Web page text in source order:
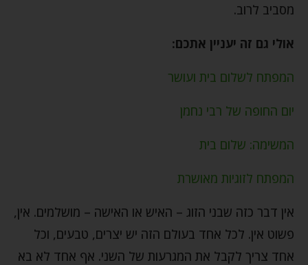
מסביב לרוב.
אולי גם זה יעניין אתכם:
המפתח לשלום בית ועושר
יום החופה של רבי נחמן
המשימה: שלום בית
המפתח לזוגיות מאושרת
אין דבר כזה שבני הזוג – האיש או האישה – מושלמים. אין,
פשוט אין. לכל אחד בעולם הזה יש יצרים, טבעים, וכל
אחד צריך לקבל את המגרעות של השני. אף אחד לא בא